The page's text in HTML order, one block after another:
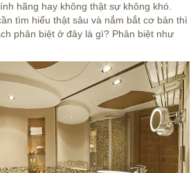
hãng hay không thật sự không khó.
tìm hiểu thật sâu và nắm bắt cơ bản thì
phân biệt ở đây là gì? Phân biệt như